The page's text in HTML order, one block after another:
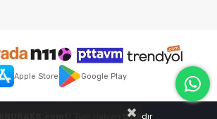
Apple Store Google Play
© Tüm Hakları Saklıdır